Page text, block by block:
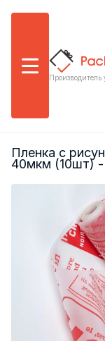
Меню
Пленка с
40мкм (10шт) -